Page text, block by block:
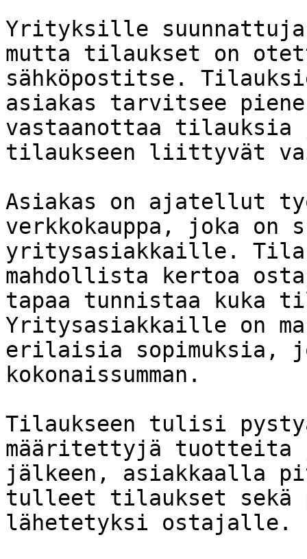
Yrityksille suunnattuja
mutta tilaukset on
sähköpostitse.
asiakas tarvitsee
vastaanottaa
tilaukseen liittyvät
Asiakas on ajatellut
verkkokauppa, joka on
yritysasiakkaille.
mahdollista kertoa
tapaa tunnistaa kuka
Yritysasiakkaille on
erilaisia sopimuksia,
kokonaissumman.
Tilaukseen tulisi
määritettyjä tuotteita
jälkeen, asiakkaalla
tulleet tilaukset sekä
lähetetyksi ostajalle.